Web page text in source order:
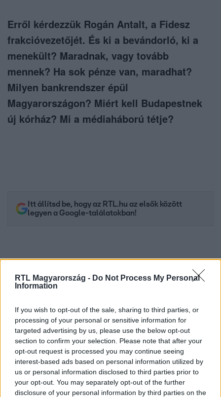
RTL Magyarország - Do Not Process My Personal
Information
If you wish to opt-out of the sale, sharing to third parties, or
processing of your personal or sensitive information for
targeted advertising by us, please use the below opt-out
section to confirm your selection. Please note that after your
opt-out request is processed you may continue seeing
interest-based ads based on personal information utilized by
us or personal information disclosed to third parties prior to
your opt-out. You may separately opt-out of the further
disclosure of your personal information by third parties on the
Erről kérdezzük Rogán Antalt, a Fidesz
frakcióvezetőjét. És ki a bevándorló, ki a
menekült? Maradnak, vagy tovább
mennek? Ha sok pénze van, maradhat?
Milyen bankrendszer épül
Magyarországon? Miért kell Budapestnek
új kórház? Mi a médiaháború tétje?
Itt állítsd be, hogy az RTL.hu az elsők között
legyen a Google-találatokban!
Kövess minket, és értesülj a friss hírekről a
Facebookon is!
Követem